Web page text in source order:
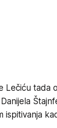
Lečiću tada
ispitivanja